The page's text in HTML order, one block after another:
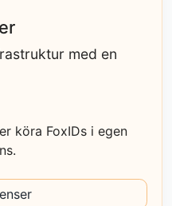
med en
köra FoxIDs i egen